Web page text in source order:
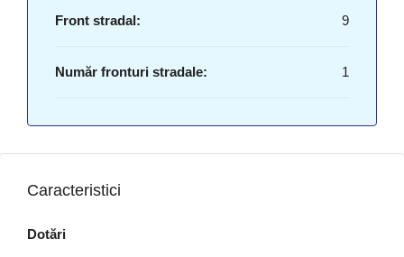
Front stradal: 9
Număr fronturi stradale: 1
Caracteristici
Dotări